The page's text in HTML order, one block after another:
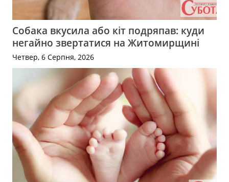
Собака вкусила або кіт подряпав: куди
негайно звертатися на Житомирщині
Четвер, 6 Серпня, 2026